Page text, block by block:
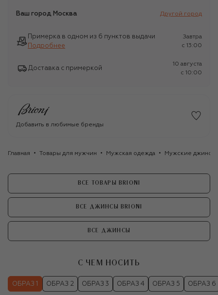
Ваш город Москва Другой город
Примерка в одном из 6 пунктов выдачи
Подробнее
Завтра
c 13:00
Доставка с примеркой
10 августа
c 10:00
Добавить в любимые бренды
Главная Товары для мужчин Мужская одежда Мужские джинсы
ВСЕ ТОВАРЫ BRIONI
ВСЕ ДЖИНСЫ BRIONI
ВСЕ ДЖИНСЫ
С ЧЕМ НОСИТЬ
ОБРАЗ 1 ОБРАЗ 2 ОБРАЗ 3 ОБРАЗ 4 ОБРАЗ 5 ОБРАЗ 6